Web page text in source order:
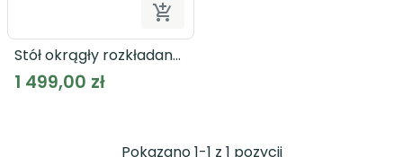

Dodaj do koszyka
Stół okrągły rozkładany
ATTENTION TBLT7075
1 499,00 zł
Pokazano 1-1 z 1 pozycji